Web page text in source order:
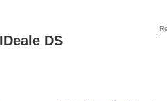
IDeale DS